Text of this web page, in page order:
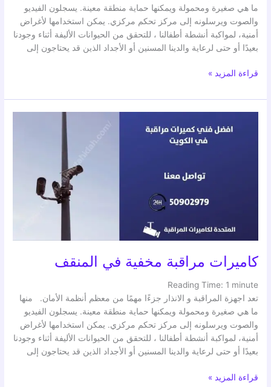
ما هي صغيرة ومحمولة ويمكنها حماية منطقة معينة. يسجلون الفيديو
والصوت ويرسلونه إلى مركز تحكم مركزي. يمكن استخدامها لأغراض
أمنية، لمواكبة أنشطة أطفالنا ، للتحقق من الحيوانات الأليفة أثناء وجودنا
بعيدًا أو حتى لرعاية والدينا المسنين أو الأجداد الذين قد يحتاجون إلى
قراءة المزيد »
كاميرات مراقبة مخفية في المنقف
Reading Time: 1 minute
تعد اجهزة المراقبة و الانذار جزءًا مهمًا من معظم أنظمة الأمان. منها
ما هي صغيرة ومحمولة ويمكنها حماية منطقة معينة. يسجلون الفيديو
والصوت ويرسلونه إلى مركز تحكم مركزي. يمكن استخدامها لأغراض
أمنية، لمواكبة أنشطة أطفالنا ، للتحقق من الحيوانات الأليفة أثناء وجودنا
بعيدًا أو حتى لرعاية والدينا المسنين أو الأجداد الذين قد يحتاجون إلى
قراءة المزيد »